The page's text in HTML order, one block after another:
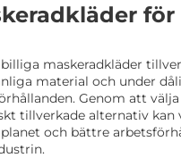
för
maskeradkläder
material och under
Genom att
tillverkade alternativ kan
och bättre